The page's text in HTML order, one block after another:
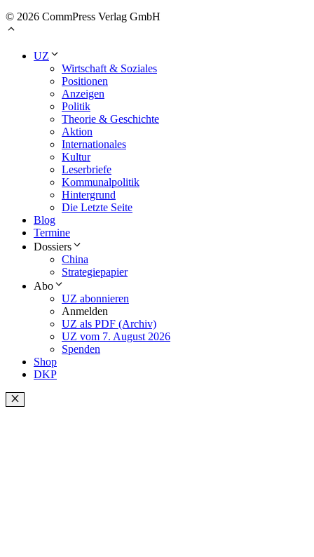
© 2026 CommPress Verlag GmbH
UZ
Wirtschaft & Soziales
Positionen
Anzeigen
Politik
Theorie & Geschichte
Aktion
Internationales
Kultur
Leserbriefe
Kommunalpolitik
Hintergrund
Die Letzte Seite
Blog
Termine
Dossiers
China
Strategiepapier
Abo
UZ abonnieren
Anmelden
UZ als PDF (Archiv)
UZ vom 7. August 2026
Spenden
Shop
DKP
Schließen